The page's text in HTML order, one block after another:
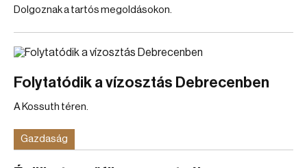
Dolgoznak a tartós megoldásokon.
Folytatódik a vízosztás Debrecenben
A Kossuth téren.
Gazdaság